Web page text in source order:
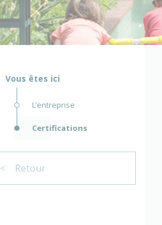
Vous êtes ici
L’entreprise
Certifications
< Retour